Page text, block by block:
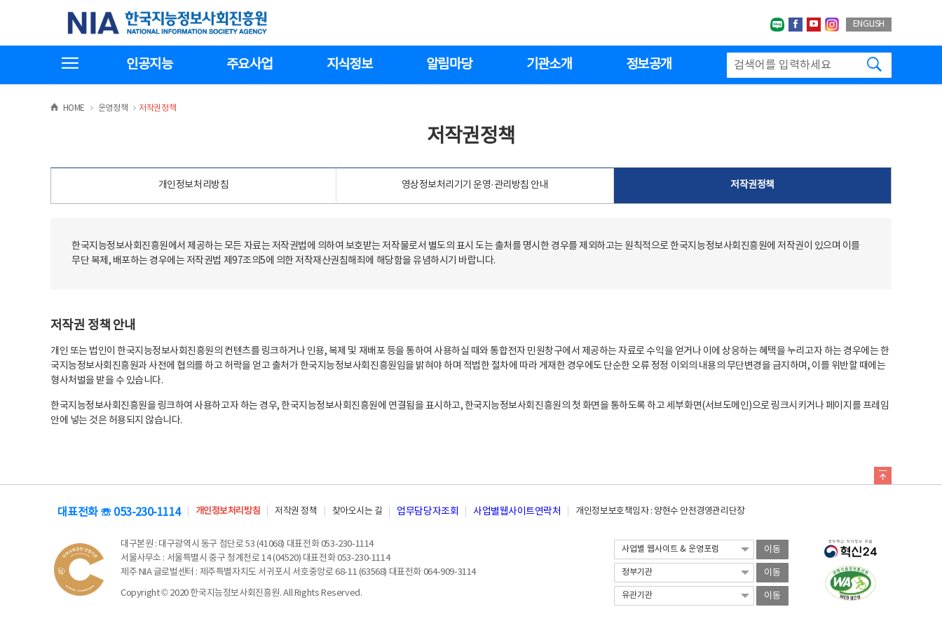
기
한국지능정보사회진흥원
네이버블로그
페이스북
유투브인스타그랩
ENGLISH
인공지능 주요사업 지식정보 알림마당 기관소개 정보공개
HOME >운영정책 >
저작권정책
저작권정책
개인정보처리방침 영상정보처리기기 운영·관리방침 안내 저작권정책
한국지능정보사회진흥원에서 제공하는 모든 자료는 저작권법에 의하여 보호받는 저작물로서 별도의 표시 도는 출처를 명시한 경우를 제외하고는 원칙적으로 한국지능정보사회진흥원에 저작권이 있으며 이를
무단 복제, 배포하는 경우에는 저작권법 제97조의5에 의한 저작재산권침해죄에 해당함을 유념하시기 바랍니다.
저작권 정책 안내
개인 또는 법인이 한국지능정보사회진흥원의 컨텐츠를 링크하거나 인용, 복제 및 재배포 등을 통하여 사용하실 때와 통합전자 민원창구에서 제공하는 자료로 수익을 얻거나 이에 상응하는 혜택을 누리고자 하는 경우에는 한
국지능정보사회진흥원과 사전에 협의를 하고 허락을 얻고 출처가 한국지능정보사회진흥원임을 밝혀야 하며 적법한 절차에 따라 게재한 경우에도 단순한 오류 정정 이외의 내용의 무단변경을 금지하며, 이를 위반할 때에는
형사처벌을 받을 수 있습니다.
한국지능정보사회진흥원을 링크하여 사용하고자 하는 경우, 한국지능정보사회진흥원에 연결됨을 표시하고, 한국지능정보사회진흥원의 첫 화면을 통하도록 하고 세부화면(서브도메인)으로 링크시키거나 페이지를 프레임
안에 넣는 것은 허용되지 않습니다.
대표전화 ☏ 053-230-1114 개인정보처리방침 저작권 정책 찾아오시는 길 업무담당자조회 사업별웹사이트연락처 개인정보보호책임자 : 양현수 안전경영관리단장
대구본원 : 대구광역시 동구 첨단로 53 (41068) 대표전화 053-230-1114
서울사무소 : 서울특별시 중구 청계천로 14 (04520) 대표전화 053-230-1114
제주 NIA 글로벌센터 : 제주특별자치도 서귀포시 서호중앙로 68-11 (63568) 대표전화 064-909-3114
Copyright © 2020 한국지능정보사회진흥원. All Rights Reserved.
이동
이동
이동